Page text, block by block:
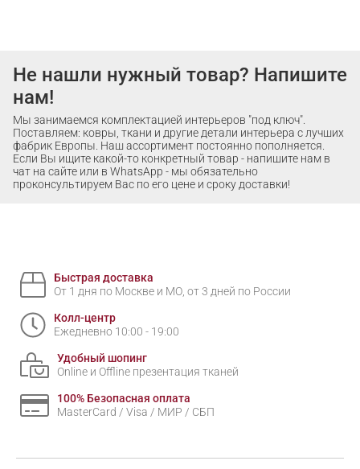
Не нашли нужный товар? Напишите
нам!
Мы занимаемся комплектацией интерьеров "под ключ".
Поставляем: ковры, ткани и другие детали интерьера с лучших
фабрик Европы. Наш ассортимент постоянно пополняется.
Если Вы ищите какой-то конкретный товар - напишите нам в
чат на сайте или в WhatsApp - мы обязательно
проконсультируем Вас по его цене и сроку доставки!
Быстрая доставка
От 1 дня по Москве и МО, от 3 дней по России
Колл-центр
Ежедневно 10:00 - 19:00
Удобный шопинг
Online и Offline презентация тканей
100% Безопасная оплата
MasterCard / Visa / МИР / СБП